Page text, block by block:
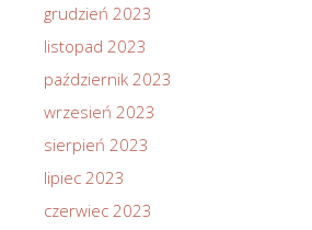
grudzień 2023
listopad 2023
październik 2023
wrzesień 2023
sierpień 2023
lipiec 2023
czerwiec 2023